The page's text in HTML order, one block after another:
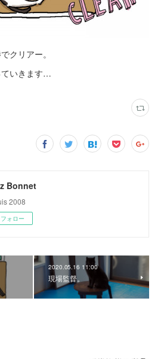
クリアー。
ていきます…
Bonnet
2008
フォロー
2020.05.16 11:00
現場監督。